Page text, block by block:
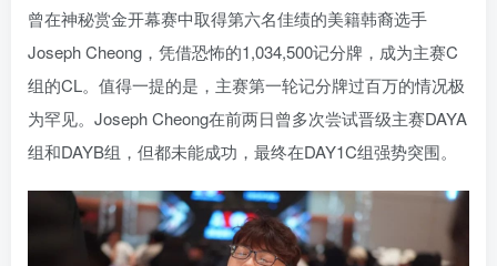
曾在神秘赏金开幕赛中取得第六名佳绩的美籍韩裔选手
Joseph Cheong，凭借恐怖的1,034,500记分牌，成为主赛C
组的CL。值得一提的是，主赛第一轮记分牌过百万的情况极
为罕见。Joseph Cheong在前两日曾多次尝试晋级主赛DAYA
组和DAYB组，但都未能成功，最终在DAY1C组强势突围。